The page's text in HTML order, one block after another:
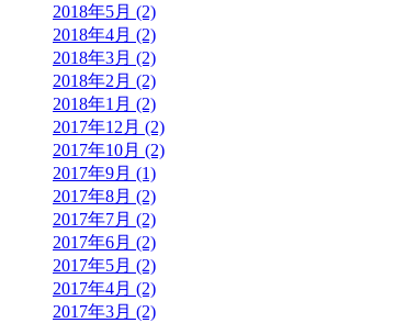
2018年5月 (2)
2018年4月 (2)
2018年3月 (2)
2018年2月 (2)
2018年1月 (2)
2017年12月 (2)
2017年10月 (2)
2017年9月 (1)
2017年8月 (2)
2017年7月 (2)
2017年6月 (2)
2017年5月 (2)
2017年4月 (2)
2017年3月 (2)